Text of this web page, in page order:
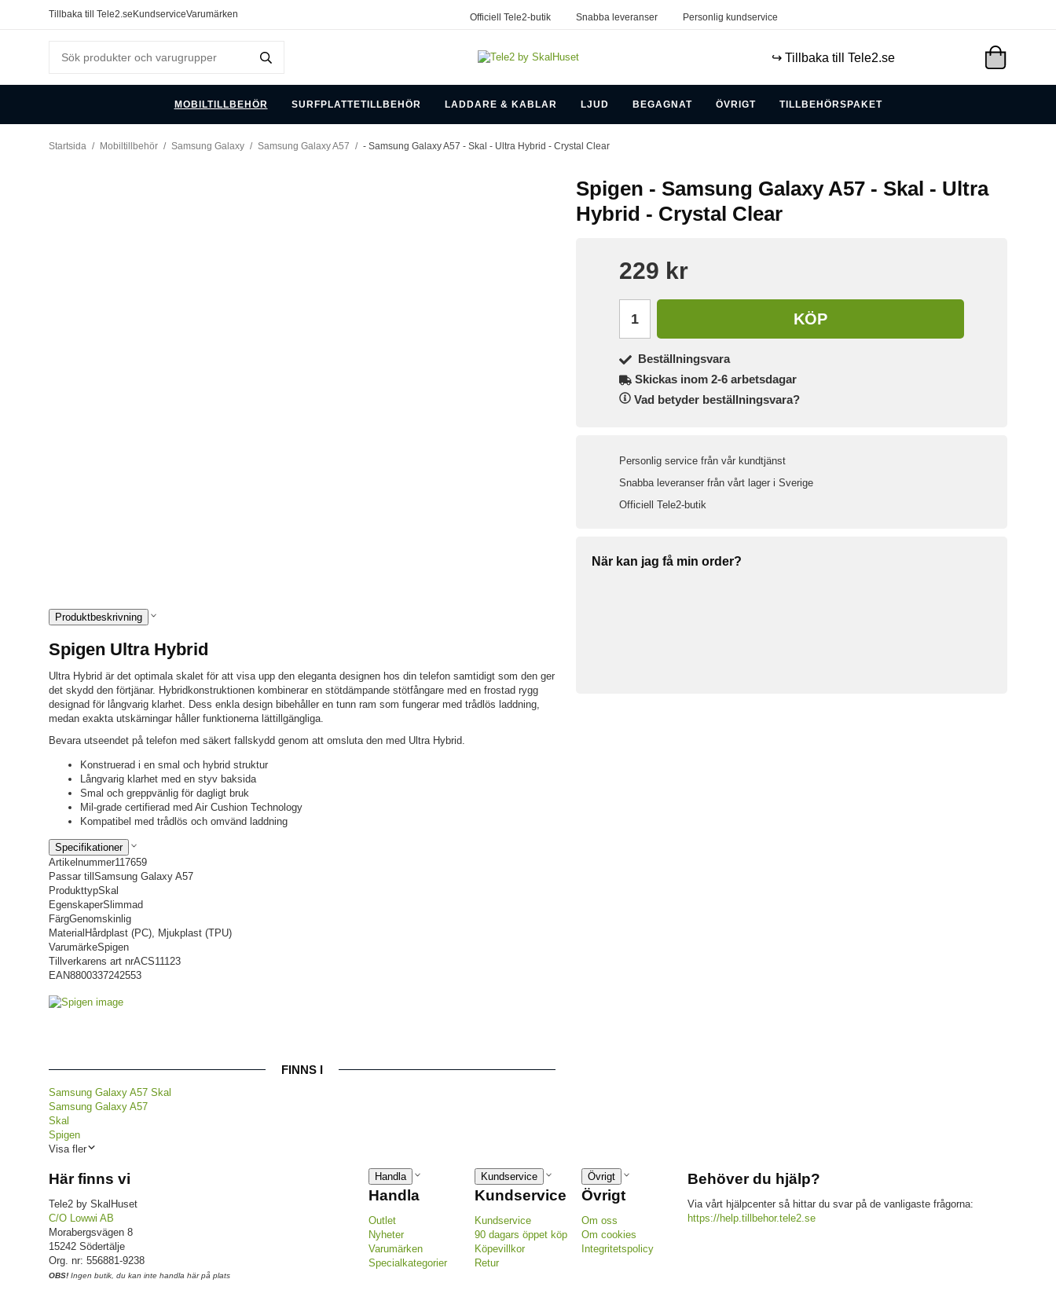
Tillbaka till Tele2.se KundserviceVarumärken Officiell Tele2-butik Snabba leveranser Personlig kundservice
↪️ Tillbaka till Tele2.se
MOBILTILLBEHÖR SURFPLATTETILLBEHÖR LADDARE & KABLAR LJUD BEGAGNAT ÖVRIGT TILLBEHÖRSPAKET
Startsida / Mobiltillbehör / Samsung Galaxy / Samsung Galaxy A57 / - Samsung Galaxy A57 - Skal - Ultra Hybrid - Crystal Clear
Spigen - Samsung Galaxy A57 - Skal - Ultra
Hybrid - Crystal Clear
229 kr
KÖP
Beställningsvara
Skickas inom 2-6 arbetsdagar
Vad betyder beställningsvara?
Personlig service från vår kundtjänst
Snabba leveranser från vårt lager i Sverige
Officiell Tele2-butik
När kan jag få min order?
Produktbeskrivning
Spigen Ultra Hybrid
Ultra Hybrid är det optimala skalet för att visa upp den eleganta designen hos din telefon samtidigt som den ger
det skydd den förtjänar. Hybridkonstruktionen kombinerar en stötdämpande stötfångare med en frostad rygg
designad för långvarig klarhet. Dess enkla design bibehåller en tunn ram som fungerar med trådlös laddning,
medan exakta utskärningar håller funktionerna lättillgängliga.
Bevara utseendet på telefon med säkert fallskydd genom att omsluta den med Ultra Hybrid.
Konstruerad i en smal och hybrid struktur
Långvarig klarhet med en styv baksida
Smal och greppvänlig för dagligt bruk
Mil-grade certifierad med Air Cushion Technology
Kompatibel med trådlös och omvänd laddning
Specifikationer
Artikelnummer117659
Passar till Samsung Galaxy A57
ProdukttypSkal
EgenskaperSlimmad
FärgGenomskinlig
Material Hårdplast (PC), Mjukplast (TPU)
VarumärkeSpigen
Tillverkarens art nrACS11123
EAN8800337242553
FINNS I
Samsung Galaxy A57 Skal
Samsung Galaxy A57
Skal
Spigen
Visa fler
Här finns vi
Tele2 by SkalHuset
C/O Lowwi AB
Morabergsvägen 8
15242 Södertälje
Org. nr: 556881-9238
OBS! Ingen butik, du kan inte handla här på plats
Handla
Handla
Outlet
Nyheter
Varumärken
Specialkategorier
Kundservice
Kundservice
Kundservice
90 dagars öppet köp
Köpevillkor
Retur
Övrigt
Övrigt
Om oss
Om cookies
Integritetspolicy
Behöver du hjälp?
Via vårt hjälpcenter så hittar du svar på de vanligaste frågorna:
https://help.tillbehor.tele2.se